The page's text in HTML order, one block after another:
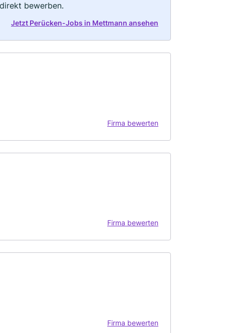
bewerben.
Jetzt Perücken-Jobs in Mettmann ansehen
Firma bewerten
Firma bewerten
Firma bewerten